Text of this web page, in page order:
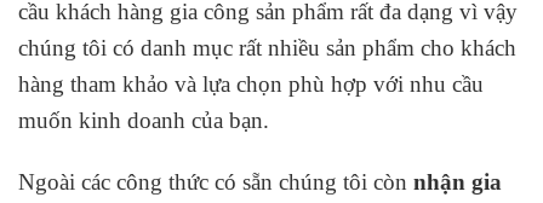
cầu khách hàng gia công sản phẩm rất đa dạng vì vậy
chúng tôi có danh mục rất nhiều sản phẩm cho khách
hàng tham khảo và lựa chọn phù hợp với nhu cầu
muốn kinh doanh của bạn.
Ngoài các công thức có sẵn chúng tôi còn nhận gia